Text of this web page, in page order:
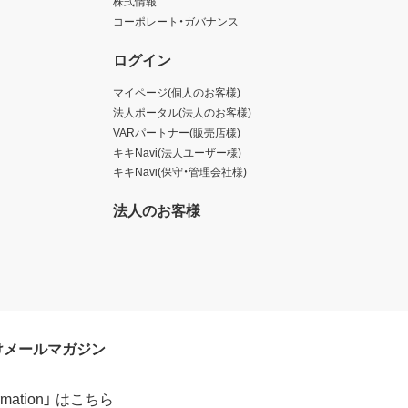
コーポレート・ガバナンス
ログイン
マイページ(個人のお客様)
法人ポータル(法人のお客様)
VARパートナー(販売店様)
キキNavi(法人ユーザー様)
キキNavi(保守・管理会社様)
法人のお客様
ールマガジン
」 はこちら